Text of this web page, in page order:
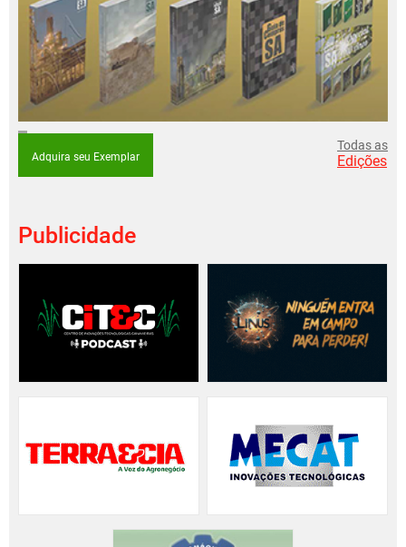
Adquira seu Exemplar
Todas as
Edições
Publicidade